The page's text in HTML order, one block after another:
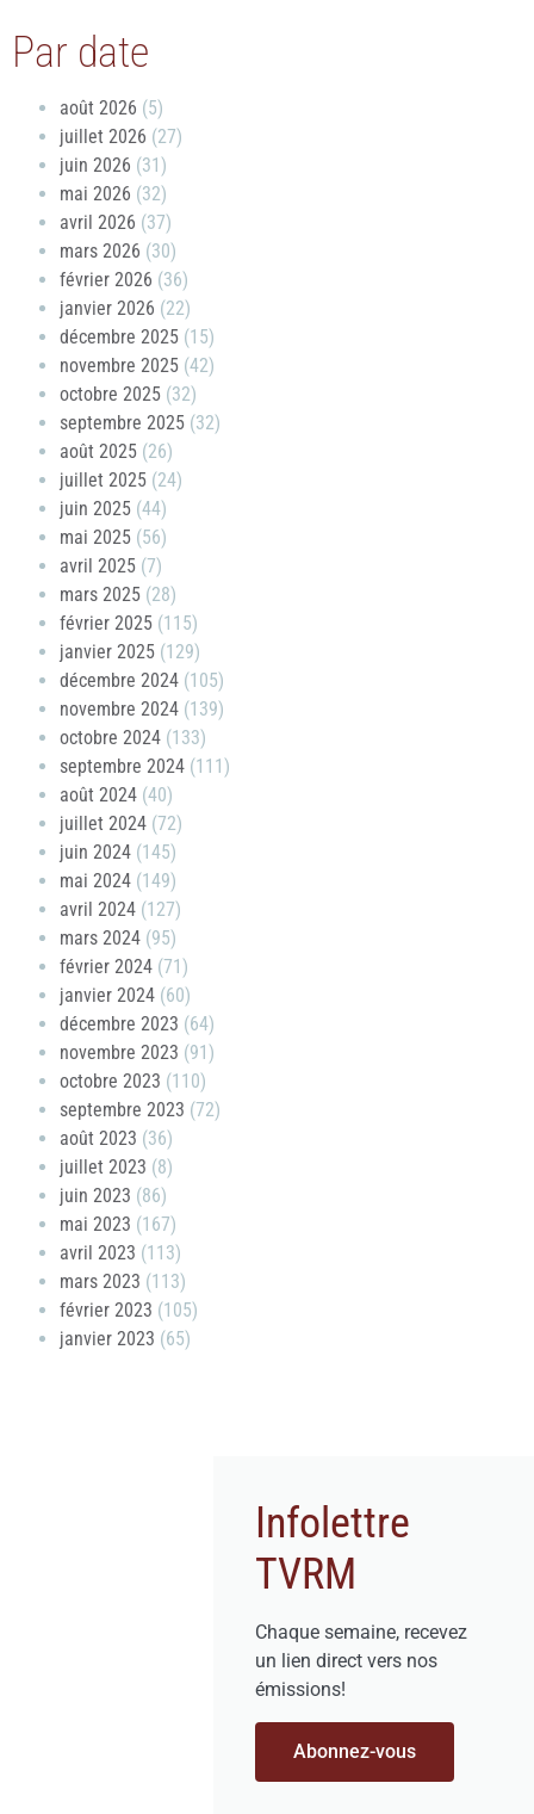
Par date
août 2026 (5)
juillet 2026 (27)
juin 2026 (31)
mai 2026 (32)
avril 2026 (37)
mars 2026 (30)
février 2026 (36)
janvier 2026 (22)
décembre 2025 (15)
novembre 2025 (42)
octobre 2025 (32)
septembre 2025 (32)
août 2025 (26)
juillet 2025 (24)
juin 2025 (44)
mai 2025 (56)
avril 2025 (7)
mars 2025 (28)
février 2025 (115)
janvier 2025 (129)
décembre 2024 (105)
novembre 2024 (139)
octobre 2024 (133)
septembre 2024 (111)
août 2024 (40)
juillet 2024 (72)
juin 2024 (145)
mai 2024 (149)
avril 2024 (127)
mars 2024 (95)
février 2024 (71)
janvier 2024 (60)
décembre 2023 (64)
novembre 2023 (91)
octobre 2023 (110)
septembre 2023 (72)
août 2023 (36)
juillet 2023 (8)
juin 2023 (86)
mai 2023 (167)
avril 2023 (113)
mars 2023 (113)
février 2023 (105)
janvier 2023 (65)
Infolettre
TVRM
Chaque semaine, recevez
un lien direct vers nos
émissions!
Abonnez-vous